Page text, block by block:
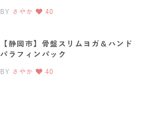
BY さやか 40
【静岡市】骨盤スリムヨガ＆ハンド
パラフィンパック
BY さやか 40